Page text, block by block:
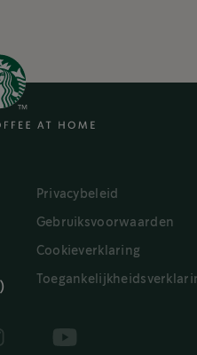
)
Privacybeleid
Gebruiksvoorwaarden
Cookieverklaring